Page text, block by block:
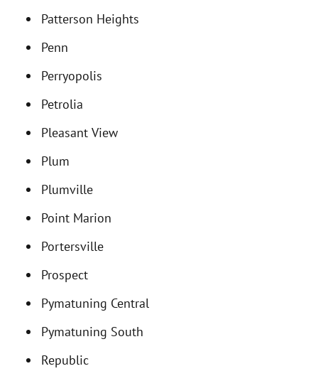
Patterson Heights
Penn
Perryopolis
Petrolia
Pleasant View
Plum
Plumville
Point Marion
Portersville
Prospect
Pymatuning Central
Pymatuning South
Republic